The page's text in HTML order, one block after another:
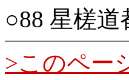
○88 星槎道
>このペー